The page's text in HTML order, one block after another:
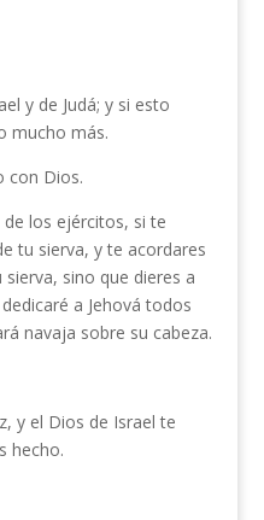
y de Judá; y si esto
mucho más.
con Dios.
de los ejércitos, si te
tu sierva, y te acordares
sino que dieres a
a Jehová todos
navaja sobre su cabeza.
y el Dios de Israel te
hecho.